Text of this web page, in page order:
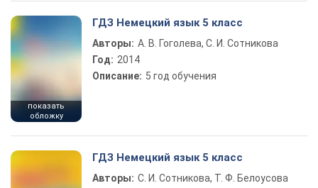
показать
обложку
ГДЗ Немецкий язык 5 класс
Авторы: А. В. Гоголева, С. И. Сотникова
Год: 2014
Описание: 5 год обучения
ГДЗ Немецкий язык 5 класс
Авторы: С. И. Сотникова, Т. Ф. Белоусова